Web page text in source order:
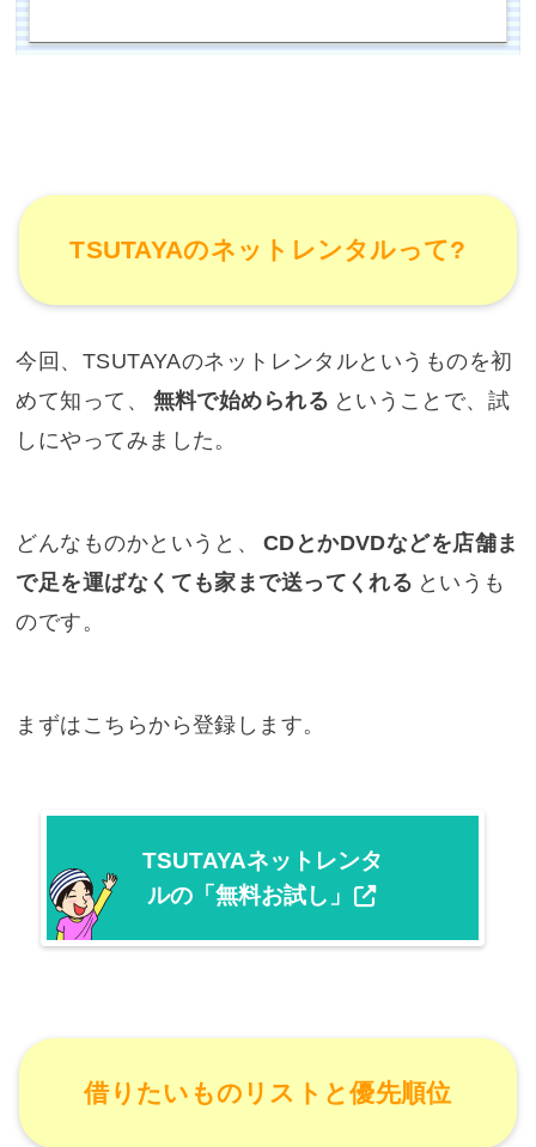
TSUTAYAのネットレンタルって?
今回、TSUTAYAのネットレンタルというものを初
めて知って、
無料で始められる ということで、試
しにやってみました。
どんなものかというと、
CDとかDVDなどを店舗ま
で足を運ばなくても家まで送ってくれる というも
のです。
まずはこちらから登録します。
TSUTAYAネットレンタ
ルの「無料お試し」
借りたいものリストと優先順位